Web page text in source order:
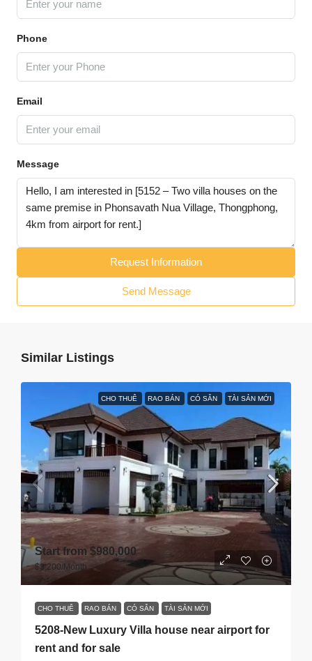
Phone
Email
Message
Request Information
Send Message
Similar Listings
CHO THUÊ RAO BÁN CÓ SẴN TÀI SẢN MỚI
Start from $980,000
$3,200/Month
CHO THUÊ RAO BÁN CÓ SẴN TÀI SẢN MỚI
5208-New Luxury Villa house near airport for
rent and for sale